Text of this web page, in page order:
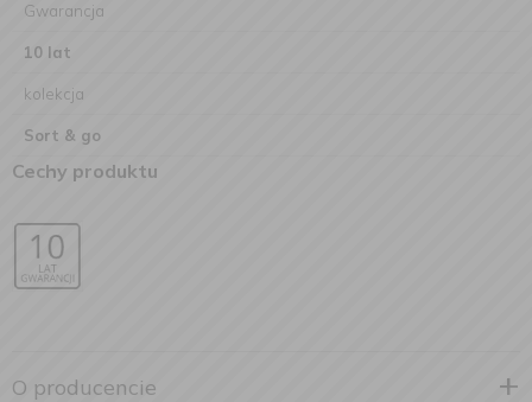
Gwarancja
10 lat
kolekcja
Sort & go
Cechy produktu
O producencie